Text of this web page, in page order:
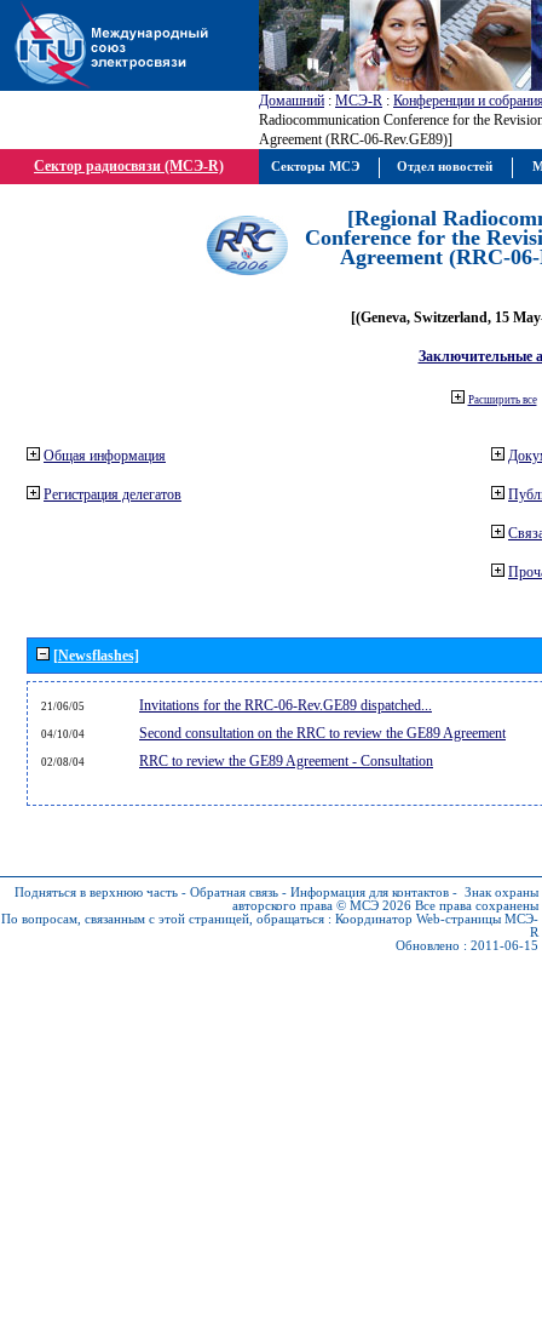
Домашний : МСЭ-R : Конференции и
Radiocommunication Conference for the
Agreement (RRC-06-Rev.GE89)]
Сектор радиосвязи (МСЭ-R)
[Regional
Conference for the
Agreement (RRC-
[(Geneva, Switzerland, 15
Заключительные
Расширить все
Общая информация
Регистрация делегатов
[Newsflashes]
21/06/05 Invitations for the RRC-06-Rev.GE89 dispatched...
04/10/04 Second consultation on the RRC to review the GE89 Agreement
02/08/04 RRC to review the GE89 Agreement - Consultation
Подняться в верхнюю часть - Обратная связь - Информация для контактов - Знак охраны
авторского права © МСЭ 2026 Все права сохранены
По вопросам, связанным с этой страницей, обращаться : Координатор Web-страницы МСЭ-
R
Обновлено : 2011-06-15
Секторы МСЭ Отдел новостей